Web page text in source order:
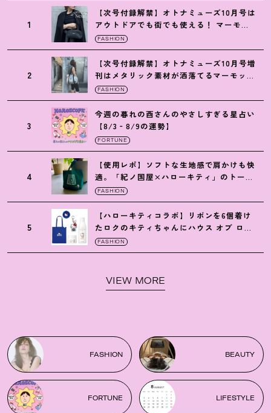
1
【次号付録解禁】オトナミューズ10月号は
アウトドアでも街でも使える ！ マーモッ
トの黒ショルダー
FASHION
2
【次号付録解禁】オトナミューズ10月号増
刊はメタリック素材が洒落てるマーモット
の保冷バッグ
FASHION
3
今週の暮れの酉さんのやさしすぎる星占い
【8/3‐8/9の運勢】
FORTUNE
4
【使用レポ】ソフトな生地感で肩かけも快
適。「紀ノ国屋×ハローキティ」のトート
がガシガシ使えて最高です
FASHION
5
【ハローキティコラボ】リボンを6個着け
たロクのキティちゃんにハウス オブ ロー
ゼの限定パケも
FASHION
VIEW MORE
FASHION BEAUTY
FORTUNE LIFESTYLE